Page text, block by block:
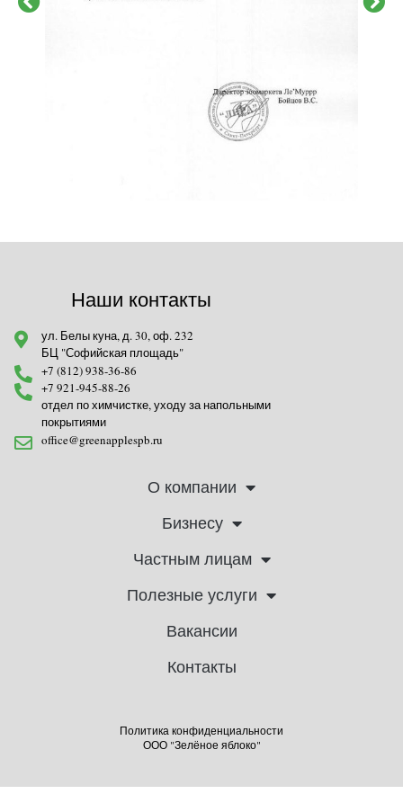
О компании
Бизнесу
Частным лицам
Полезные услуги
Вакансии
Контакты
Наши контакты
ул. Белы куна, д. 30, оф. 232
БЦ "Софийская площадь"
+7 (812) 938-36-86
+7 921-945-88-26
отдел по химчистке, уходу за напольными
покрытиями
office@greenapplespb.ru
Политика конфиденциальности
ООО "Зелёное яблоко"